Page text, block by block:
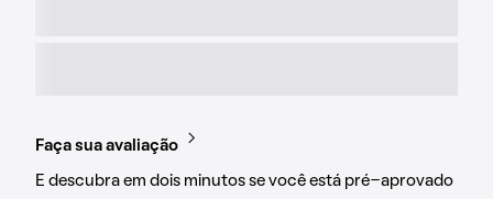
Faça sua avaliação
E descubra em dois minutos se você está pré-aprovado